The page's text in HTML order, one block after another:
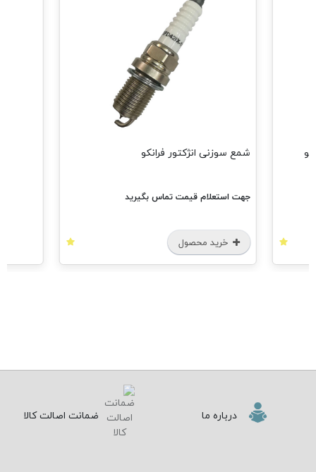
شمع سوزنی انژکتور فرانکو
جهت استعلام قیمت تماس بگیرید
خرید محصول
درباره ما ضمانت اصالت کالا